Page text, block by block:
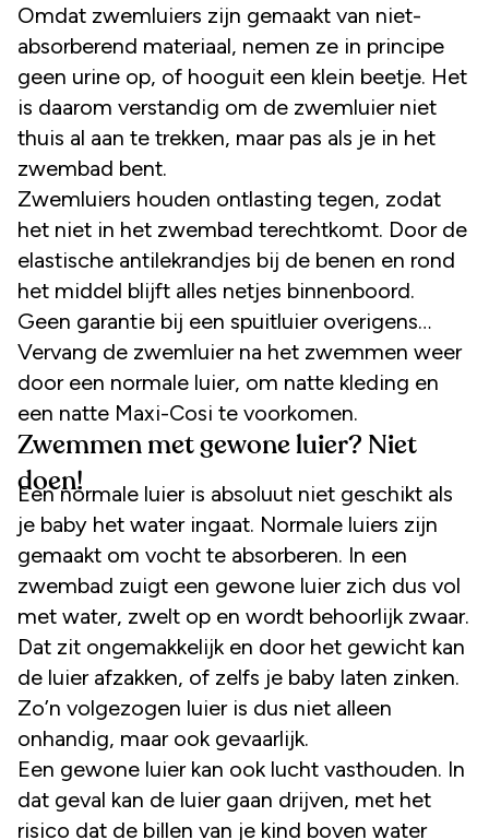
Omdat zwemluiers zijn gemaakt van niet-
absorberend materiaal, nemen ze in principe
geen urine op, of hooguit een klein beetje. Het
is daarom verstandig om de zwemluier niet
thuis al aan te trekken, maar pas als je in het
zwembad bent.
Zwemluiers houden ontlasting tegen, zodat
het niet in het zwembad terechtkomt. Door de
elastische antilekrandjes bij de benen en rond
het middel blijft alles netjes binnenboord.
Geen garantie bij een spuitluier overigens…
Vervang de zwemluier na het zwemmen weer
door een normale luier, om natte kleding en
een natte Maxi-Cosi te voorkomen.
Zwemmen met gewone luier? Niet
doen!
Een normale luier is absoluut niet geschikt als
je baby het water ingaat. Normale luiers zijn
gemaakt om vocht te absorberen. In een
zwembad zuigt een gewone luier zich dus vol
met water, zwelt op en wordt behoorlijk zwaar.
Dat zit ongemakkelijk en door het gewicht kan
de luier afzakken, of zelfs je baby laten zinken.
Zo’n volgezogen luier is dus niet alleen
onhandig, maar ook gevaarlijk.
Een gewone luier kan ook lucht vasthouden. In
dat geval kan de luier gaan drijven, met het
risico dat de billen van je kind boven water